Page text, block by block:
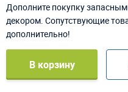
Дополните покупку
декором. Сопутствующие
дополнительно!
В корзину